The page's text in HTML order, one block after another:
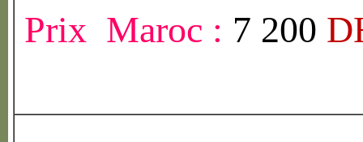
Prix Maroc : 7 200